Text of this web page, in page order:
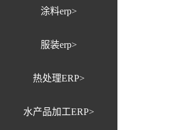
涂料erp>
服装erp>
热处理ERP>
水产品加工ERP>